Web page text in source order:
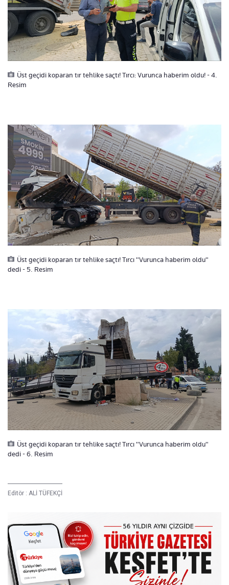
Üst geçidi koparan tır tehlike saçtı! Tırcı: Vurunca haberim oldu! - 4.
Resim
Üst geçidi koparan tır tehlike saçtı! Tırcı "Vurunca haberim oldu"
dedi - 5. Resim
Üst geçidi koparan tır tehlike saçtı! Tırcı "Vurunca haberim oldu"
dedi - 6. Resim
Editör : ALİ TÜFEKÇİ